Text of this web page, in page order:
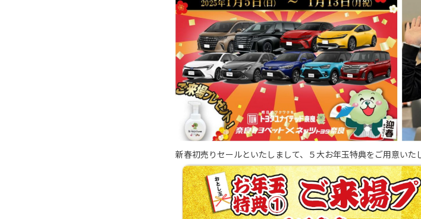
新春初売りセールといたしまして、５大お年玉特典をご用意いた